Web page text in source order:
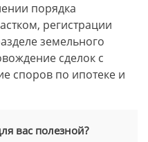
порядка
регистрации
земельного
сделок с
споров по ипотеке и
вас полезной?